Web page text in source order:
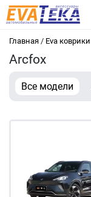
Главная / Eva коврики
Arcfox
Все модели